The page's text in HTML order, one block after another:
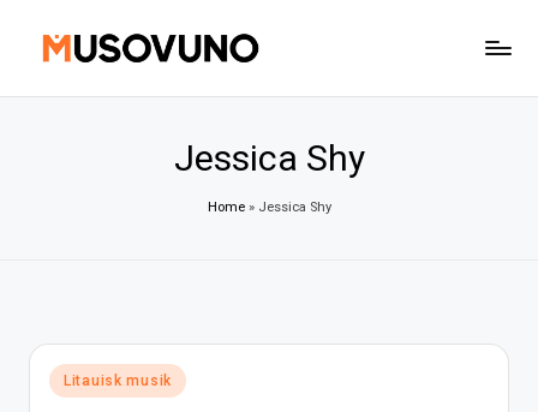
Jessica Shy
Home» Jessica Shy
Posted
in
Litauisk musik